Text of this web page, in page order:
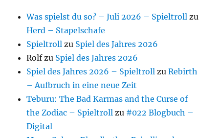
Was spielst du so? – Juli 2026 – Spieltroll zu
Herd – Stapelschafe
Spieltroll zu Spiel des Jahres 2026
Rolfzu Spiel des Jahres 2026
Spiel des Jahres 2026 – Spieltroll zuRebirth
– Aufbruch in eine neue Zeit
Teburu: The Bad Karmas and the Curse of
the Zodiac – Spieltroll zu #022 Blogbuch –
Digital